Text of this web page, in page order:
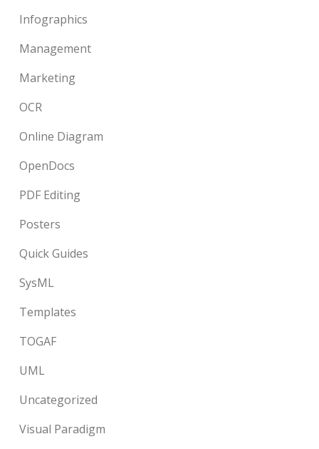
Infographics
Management
Marketing
OCR
Online Diagram
OpenDocs
PDF Editing
Posters
Quick Guides
SysML
Templates
TOGAF
UML
Uncategorized
Visual Paradigm